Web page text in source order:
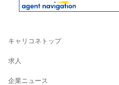
キャリコネトップ
求人
企業ニュース